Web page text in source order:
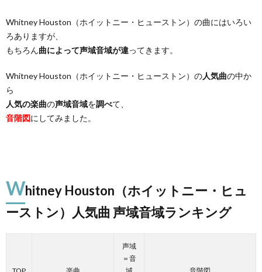
Whitney Houston（ホイットニー・ヒューストン）の曲にはいろい
ろありますが、
もちろん曲によって声域音域が違ってきます。
Whitney Houston（ホイットニー・ヒューストン）の人気曲の中か
ら
人気の楽曲の声域音域を調べて、
音階図にしてみました。
Whitney Houston（ホイットニー・ヒュ
ーストン）人気曲 声域音域ランキング
声域
＝音